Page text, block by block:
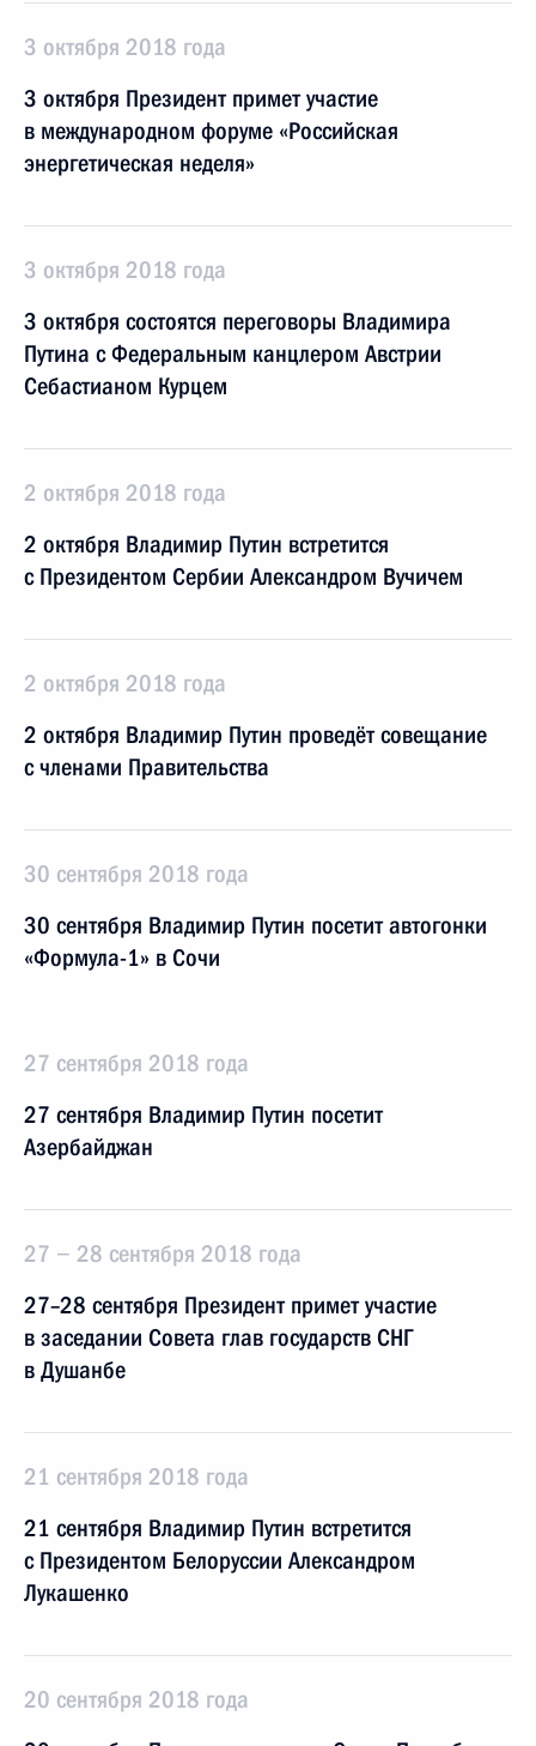
3 октября 2018 года
3 октября Президент примет участие
в международном форуме «Российская
энергетическая неделя»
3 октября 2018 года
3 октября состоятся переговоры Владимира
Путина с Федеральным канцлером Австрии
Себастианом Курцем
2 октября 2018 года
2 октября Владимир Путин встретится
с Президентом Сербии Александром Вучичем
2 октября 2018 года
2 октября Владимир Путин проведёт совещание
с членами Правительства
30 сентября 2018 года
30 сентября Владимир Путин посетит автогонки
«Формула-1» в Сочи
27 сентября 2018 года
27 сентября Владимир Путин посетит
Азербайджан
27 − 28 сентября 2018 года
27–28 сентября Президент примет участие
в заседании Совета глав государств СНГ
в Душанбе
21 сентября 2018 года
21 сентября Владимир Путин встретится
с Президентом Белоруссии Александром
Лукашенко
20 сентября 2018 года